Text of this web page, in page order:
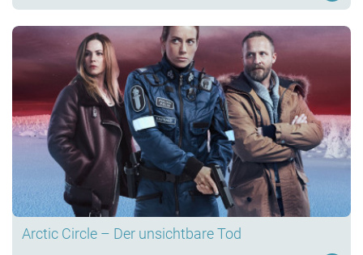
Arctic Circle – Der unsichtbare Tod